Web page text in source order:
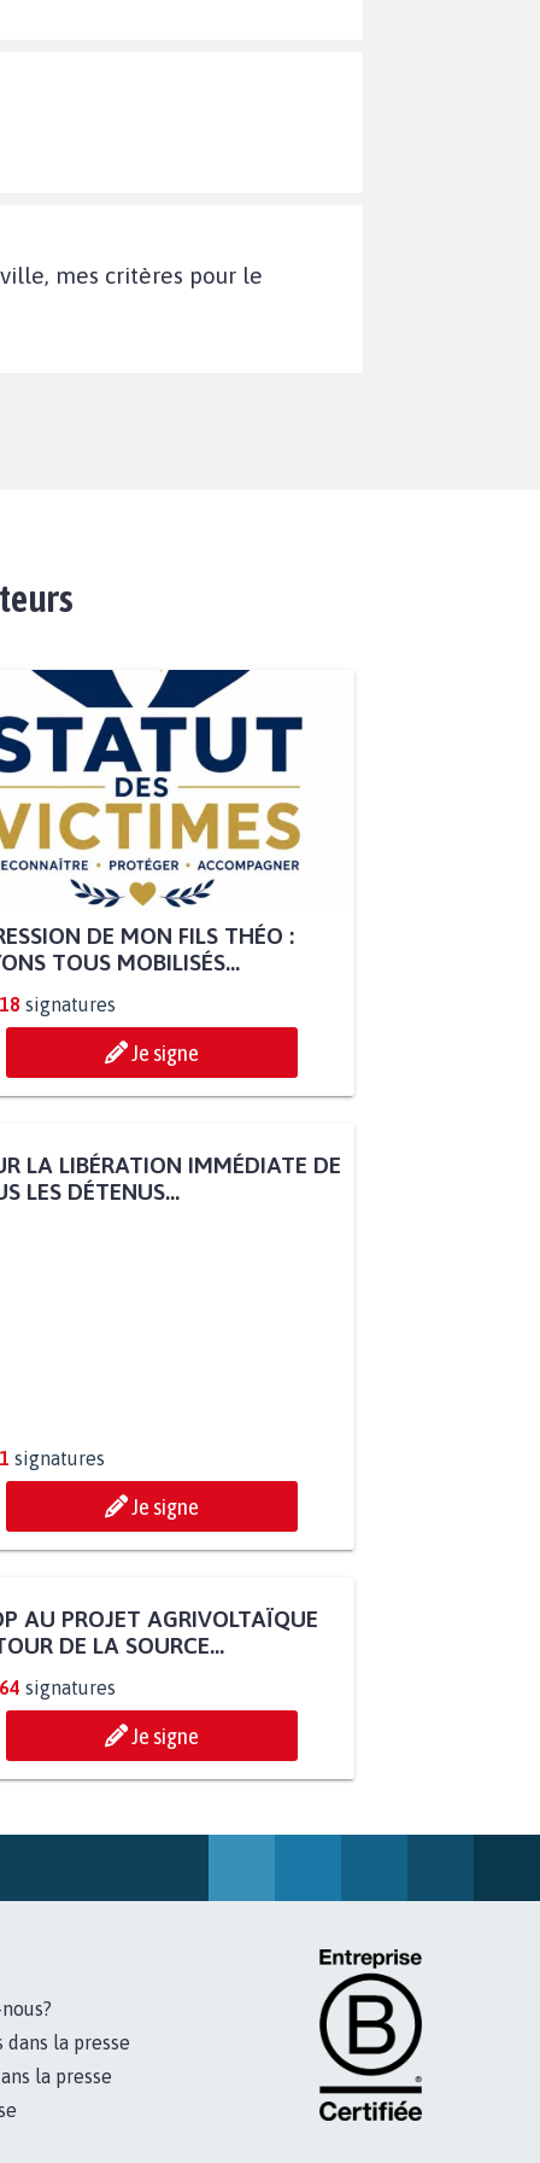
mes critères pour le
DE MON FILS THÉO :
TOUS MOBILISÉS...
signatures
Je signe
LA LIBÉRATION IMMÉDIATE DE
LES DÉTENUS...
signatures
Je signe
AU PROJET AGRIVOLTAÏQUE
DE LA SOURCE...
signatures
Je signe
la presse
la presse